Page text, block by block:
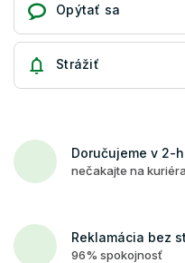
Opýtať sa
Strážiť
Doručujeme v 2-
nečakajte na
Reklamácia bez
96% spokojnosť